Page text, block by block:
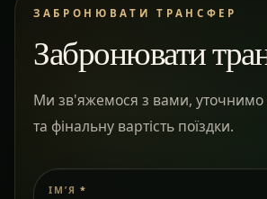
ЗАБРОНЮВАТИ ТРАНСФЕР
Забронювати
Ми зв'яжемося з вами, уточнимо
та фінальну вартість поїздки.
ІМ’Я *